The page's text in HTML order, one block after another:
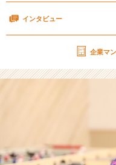
ん
安
な
ん
【株
インタビュー
企業マ